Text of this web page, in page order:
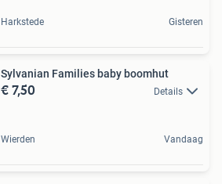
Harkstede Gisteren
Sylvanian Families baby boomhut
€ 7,50 Details
Wierden Vandaag